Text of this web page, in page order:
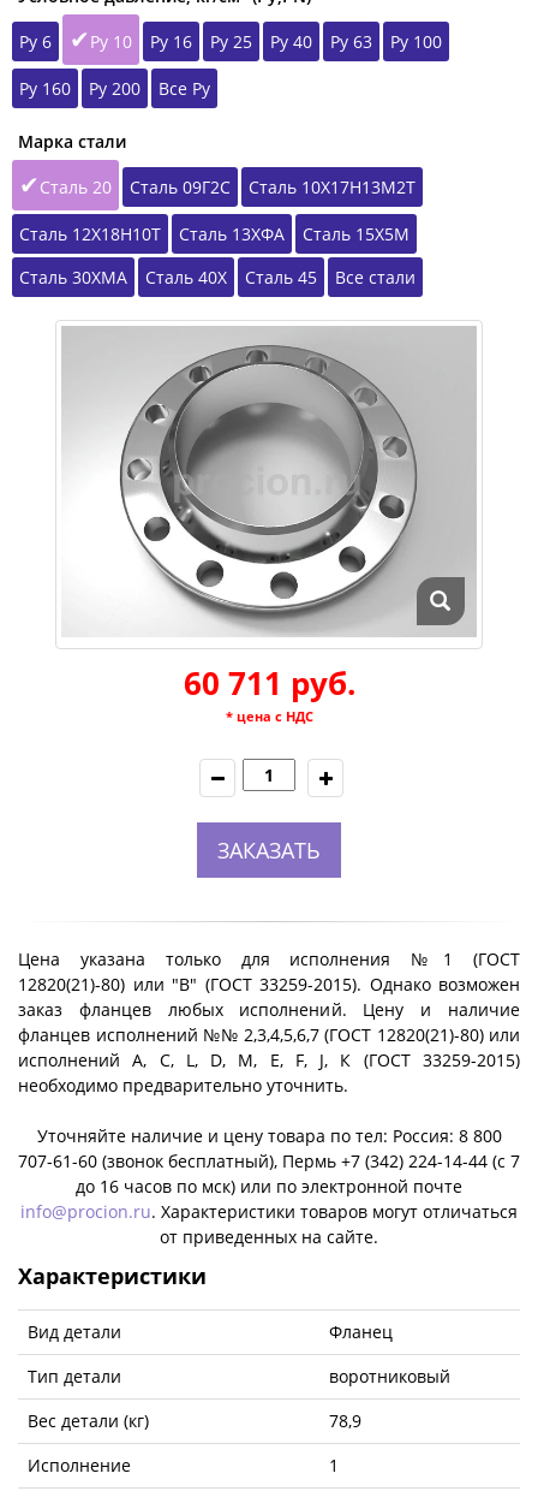
Ру 6
Ру 10 Ру 16 Ру 25 Ру 40 Ру 63 Ру 100
Ру 160 Ру 200 Все Ру
Марка стали
Сталь 20
Сталь 09Г2С Сталь 10Х17Н13М2Т
Сталь 12Х18Н10Т Сталь 13ХФА
Сталь 15Х5М
Сталь 30ХМА
Сталь 40Х Сталь 45 Все стали
60 711 руб.
* цена с НДС
ЗАКАЗАТЬ
Цена указана только для исполнения №1 (ГОСТ
12820(21)-80) или "B" (ГОСТ 33259-2015). Однако возможен
заказ фланцев любых исполнений. Цену и наличие
фланцев исполнений №№ 2,3,4,5,6,7 (ГОСТ 12820(21)-80) или
исполнений A, C, L, D, M, E, F, J, К (ГОСТ 33259-2015)
необходимо предварительно уточнить.
Уточняйте наличие и цену товара по тел: Россия: 8 800
707-61-60 (звонок бесплатный), Пермь +7 (342) 224-14-44 (c 7
до 16 часов по мск) или по электронной почте
info@procion.ru. Характеристики товаров могут отличаться
от приведенных на сайте.
Характеристики
Вид детали
Фланец
Тип детали
воротниковый
Вес детали (кг)
78,9
Исполнение
1